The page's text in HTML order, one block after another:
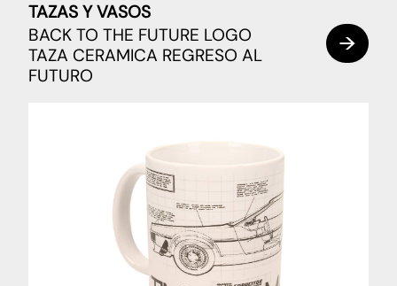
TAZAS Y VASOS
BACK TO THE FUTURE LOGO
TAZA CERAMICA REGRESO AL
FUTURO